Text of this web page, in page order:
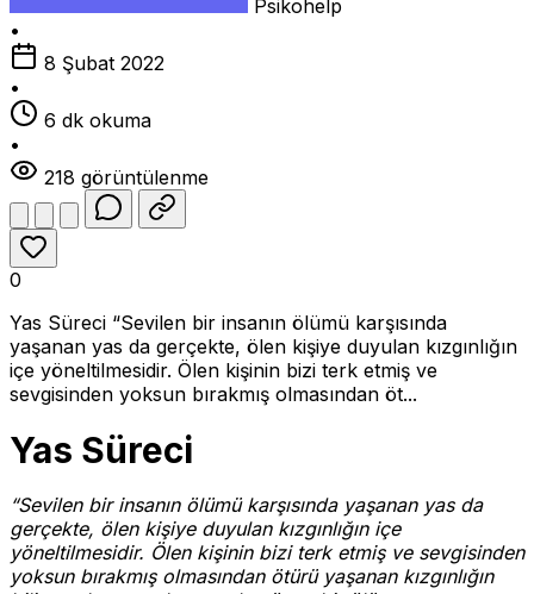
Psikohelp
•
8 Şubat 2022
•
6 dk okuma
•
218 görüntülenme
0
Yas Süreci “Sevilen bir insanın ölümü karşısında
yaşanan yas da gerçekte, ölen kişiye duyulan kızgınlığın
içe yöneltilmesidir. Ölen kişinin bizi terk etmiş ve
sevgisinden yoksun bırakmış olmasından öt...
Yas Süreci
“Sevilen bir insanın ölümü karşısında yaşanan yas da
gerçekte, ölen kişiye duyulan kızgınlığın içe
yöneltilmesidir. Ölen kişinin bizi terk etmiş ve sevgisinden
yoksun bırakmış olmasından ötürü yaşanan kızgınlığın